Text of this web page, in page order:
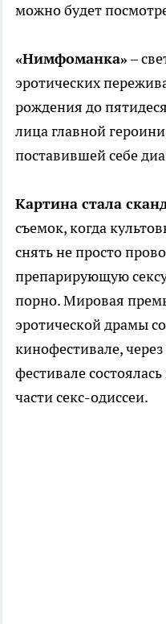
можно будет
«Нимфоманка»–
эротических
рождения до
лица главной
поставившей себе
Картина стала
съемок, когда
снять не просто
препарирующую
порно. Мировая
эротической драмы
кинофестивале,
фестивале
части секс-одиссеи.